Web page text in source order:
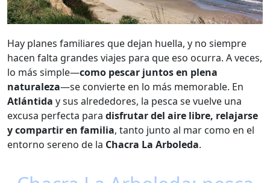
Hay planes familiares que dejan huella, y no siempre
hacen falta grandes viajes para que eso ocurra. A veces,
lo más simple—como pescar juntos en plena
naturaleza—se convierte en lo más memorable. En
Atlántida y sus alrededores, la pesca se vuelve una
excusa perfecta para disfrutar del aire libre, relajarse
y compartir en familia, tanto junto al mar como en el
entorno sereno de la Chacra La Arboleda.